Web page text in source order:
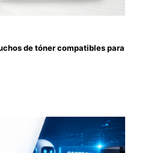
de tóner compatibles para